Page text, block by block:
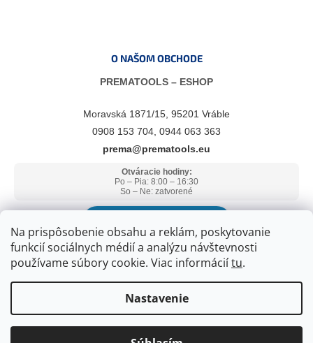
Na prispôsobenie obsahu a reklám, poskytovanie
funkcií sociálnych médií a analýzu návštevnosti
používame súbory cookie. Viac informáciítu.
Nastavenie
O NAŠOM OBCHODE
PREMATOOLS – ESHOP
Moravská 1871/15, 95201 Vráble
0908 153 704, 0944 063 363
prema@prematools.eu
Otváracie hodiny:
Po – Pia: 8:00 – 16:30
So – Ne: zatvorené